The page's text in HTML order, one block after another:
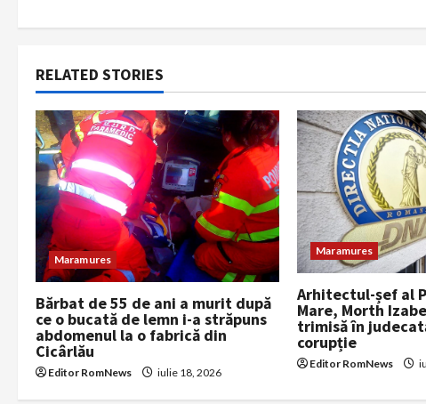
s
n
a
v
i
g
a
t
i
o
RELATED STORIES
Maramures
Bărbat de 55 de ani a murit după
ce o bucată de lemn i-a străpuns
abdomenul la o fabrică din
Cicârlău
Editor RomNews iulie 18, 2026
Maramures
Arhitectul-șef al
Mare, Morth
trimisă în
corupție
Editor RomNews